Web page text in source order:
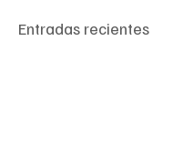
Entradas recientes